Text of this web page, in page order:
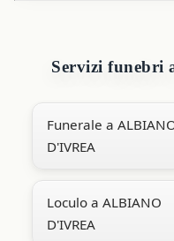
Servizi funebri
Funerale a
D'IVREA
Loculo a ALBIANO
D'IVREA